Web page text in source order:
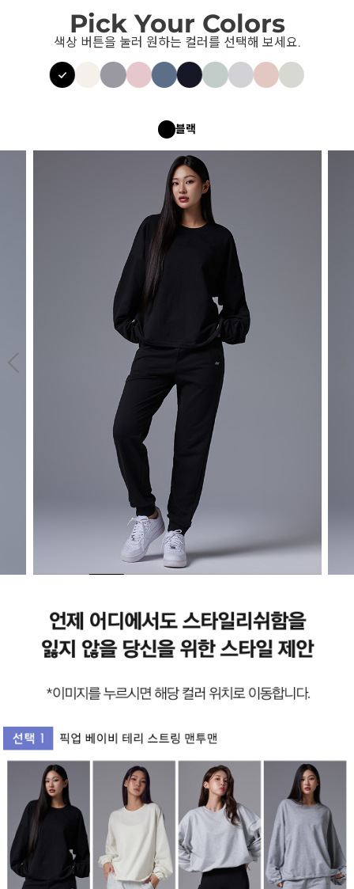
Pick Your Colors
색상 버튼을 눌러 원하는 컬러를 선택해 보세요.
블랙